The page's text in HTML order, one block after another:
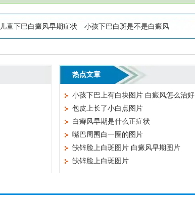
儿童下巴白癜风早期症状 小孩下巴白斑是不是白癜风
热点文章
小孩下巴上有白块图片 白癜风怎么治好
包皮上长了小白点图片
白癣风早期是什么正症状
嘴巴周围白一圈的图片
缺锌脸上白斑图片 白癜风早期图片
缺锌脸上白斑图片